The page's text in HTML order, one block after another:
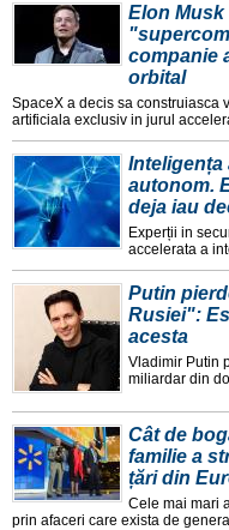
Elon Musk
companie
orbital
SpaceX a decis sa construiasca
artificiala exclusiv in jurul
Inteligența
autonom.
deja iau
Experții in
accelerata a
Putin
Rusiei":
acesta
Vladimir Putin
miliardar din
Cât de
familie a
țări din
Cele mai mari
prin afaceri care exista de